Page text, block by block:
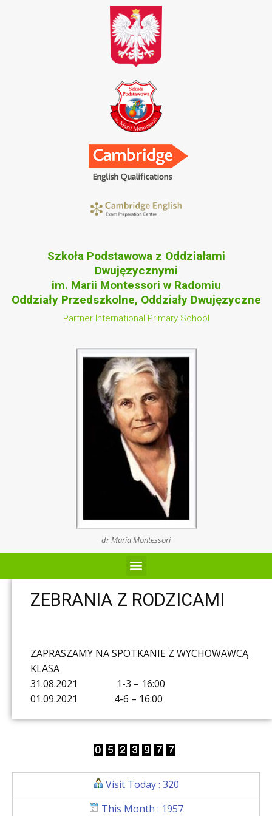
Szkoła Podstawowa z Oddziałami
Dwujęzycznymi
im. Marii Montessori w Radomiu
Oddziały Przedszkolne, Oddziały Dwujęzyczne
Partner International Primary School
dr Maria Montessori
ZEBRANIA Z RODZICAMI
ZAPRASZAMY NA SPOTKANIE Z WYCHOWAWCĄ
KLASA
31.08.2021 1-3 – 16:00
01.09.2021 4-6 – 16:00
Visit Today : 320
This Month : 1957